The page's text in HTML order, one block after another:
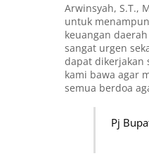
Arwinsyah, S.T.,
untuk
keuangan
sangat urgen
dapat dikerjakan
kami bawa agar
semua berdoa
Pj